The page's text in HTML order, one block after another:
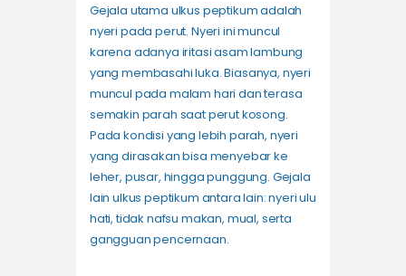
Gejala utama ulkus peptikum adalah
nyeri pada perut. Nyeri ini muncul
karena adanya iritasi asam lambung
yang membasahi luka. Biasanya, nyeri
muncul pada malam hari dan terasa
semakin parah saat perut kosong.
Pada kondisi yang lebih parah, nyeri
yang dirasakan bisa menyebar ke
leher, pusar, hingga punggung. Gejala
lain ulkus peptikum antara lain: nyeri ulu
hati, tidak nafsu makan, mual, serta
gangguan pencernaan.